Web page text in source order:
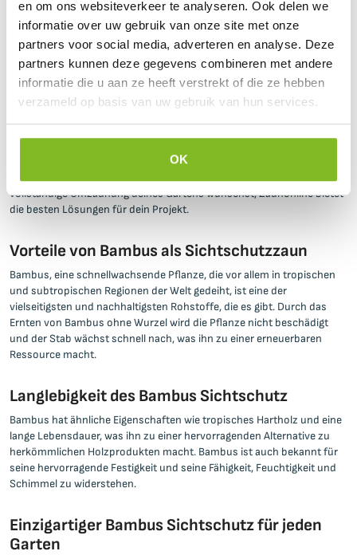
en om ons websiteverkeer te analyseren. Ook delen we
informatie over uw gebruik van onze site met onze
partners voor social media, adverteren en analyse. Deze
partners kunnen deze gegevens combineren met andere
informatie die u aan ze heeft verstrekt of die ze hebben
verzameld op basis van uw gebruik van hun services.
OK
attraktives Bambus Sichtschutz zu schaffen. Die natürliche Schönheit
des Bambus fügt sich perfekt in deinen Garten oder deine Terrasse ein
und bietet gleichzeitig die notwendige Privatsphäre und Sicherheit.
Vielfältige Auswahl an Bambus Sichtschutz
individuelles Paket zusammenstellen. Ob du nun ein einfaches
Bambus Sichtschutz-Element für Deko-Zwecke suchst oder eine
vollständige Umzäunung deines Gartens wünschst, Zaunonline bietet
die besten Lösungen für dein Projekt.
Vorteile von Bambus als Sichtschutzzaun
Bambus, eine schnellwachsende Pflanze, die vor allem in tropischen
und subtropischen Regionen der Welt gedeiht, ist eine der
vielseitigsten und nachhaltigsten Rohstoffe, die es gibt. Durch das
Ernten von Bambus ohne Wurzel wird die Pflanze nicht beschädigt
und der Stab wächst schnell nach, was ihn zu einer erneuerbaren
Ressource macht.
Langlebigkeit des Bambus Sichtschutz
Bambus hat ähnliche Eigenschaften wie tropisches Hartholz und eine
lange Lebensdauer, was ihn zu einer hervorragenden Alternative zu
herkömmlichen Holzprodukten macht. Bambus ist auch bekannt für
seine hervorragende Festigkeit und seine Fähigkeit, Feuchtigkeit und
Schimmel zu widerstehen.
Einzigartiger Bambus Sichtschutz für jeden
Garten